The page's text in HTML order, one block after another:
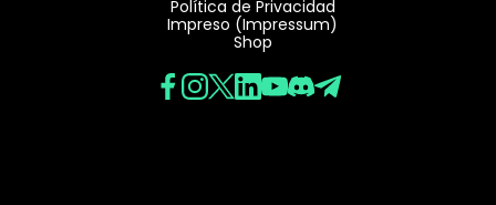
Política de Privacidad
Impreso (Impressum)
Shop